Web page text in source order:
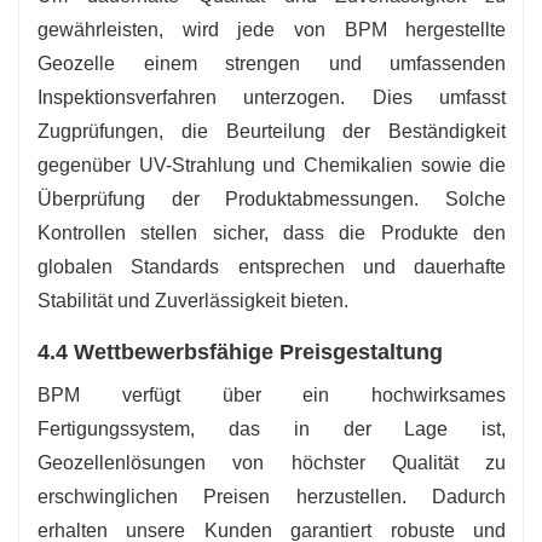
gewährleisten, wird jede von BPM hergestellte
Geozelle einem strengen und umfassenden
Inspektionsverfahren unterzogen. Dies umfasst
Zugprüfungen, die Beurteilung der Beständigkeit
gegenüber UV-Strahlung und Chemikalien sowie die
Überprüfung der Produktabmessungen. Solche
Kontrollen stellen sicher, dass die Produkte den
globalen Standards entsprechen und dauerhafte
Stabilität und Zuverlässigkeit bieten.
4.4 Wettbewerbsfähige Preisgestaltung
BPM verfügt über ein hochwirksames
Fertigungssystem, das in der Lage ist,
Geozellenlösungen von höchster Qualität zu
erschwinglichen Preisen herzustellen. Dadurch
erhalten unsere Kunden garantiert robuste und